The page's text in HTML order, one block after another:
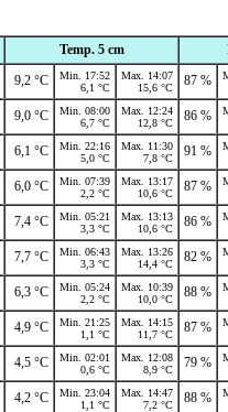
Temp. 5 cm
9,2 °C
Min. 17:52
6,1 °C
Max. 14:07
15,6 °C
87 %
9,0 °C
Min. 08:00
6,7 °C
Max. 12:24
12,8 °C
86 %
6,1 °C
Min. 22:16
5,0 °C
Max. 11:30
7,8 °C
91 %
6,0 °C
Min. 07:39
2,2 °C
Max. 13:17
10,6 °C
87 %
7,4 °C
Min. 05:21
3,3 °C
Max. 13:13
10,6 °C
86 %
7,7 °C
Min. 06:43
3,3 °C
Max. 13:26
14,4 °C
82 %
6,3 °C
Min. 05:24
2,2 °C
Max. 10:39
10,0 °C
88 %
4,9 °C
Min. 21:25
1,1 °C
Max. 14:15
11,7 °C
87 %
4,5 °C
Min. 02:01
0,6 °C
Max. 12:08
8,9 °C
79 %
4,2 °C
Min. 23:04
1,1 °C
Max. 14:47
7,2 °C
88 %